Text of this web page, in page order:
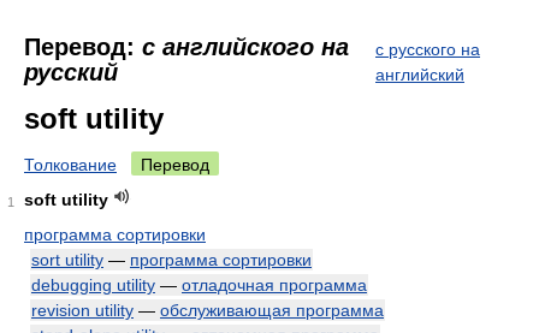
Перевод: с английского на
русский
с русского на
английский
soft utility
Толкование Перевод
1
soft utility
программа сортировки
sort utility — программа сортировки
debugging utility — отладочная программа
revision utility — обслуживающая программа